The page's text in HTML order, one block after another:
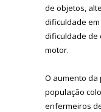
de objetos,
dificuldade
dificuldade de
motor.
O aumento da
população
enfermeiros